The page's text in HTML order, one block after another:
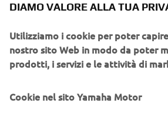
da 41 mm e da dalla sospensione di
stabile sia su strada che fuoristrada.
pollici, utilizzate su tutta la gamma
facilita ulteriormente il controllo sui
DIAMO VALORE ALLA TUA
Utilizziamo i cookie per poter
nostro sito Web in modo da poter
prodotti, i servizi e le attività di
Cookie nel sito Yamaha Motor